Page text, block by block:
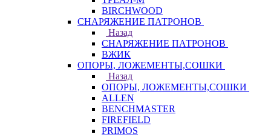
BIRCHWOOD
СНАРЯЖЕНИЕ ПАТРОНОВ
Назад
СНАРЯЖЕНИЕ ПАТРОНОВ
ВЖИК
ОПОРЫ, ЛОЖЕМЕНТЫ,СОШКИ
Назад
ОПОРЫ, ЛОЖЕМЕНТЫ,СОШКИ
ALLEN
BENCHMASTER
FIREFIELD
PRIMOS